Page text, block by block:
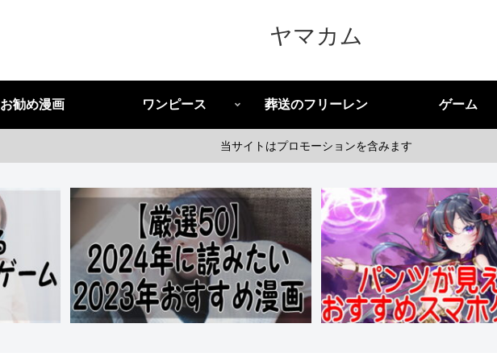
ヤマカム
お勧め漫画 ワンピース 葬送のフリーレン ゲーム
当サイトはプロモーションを含みます